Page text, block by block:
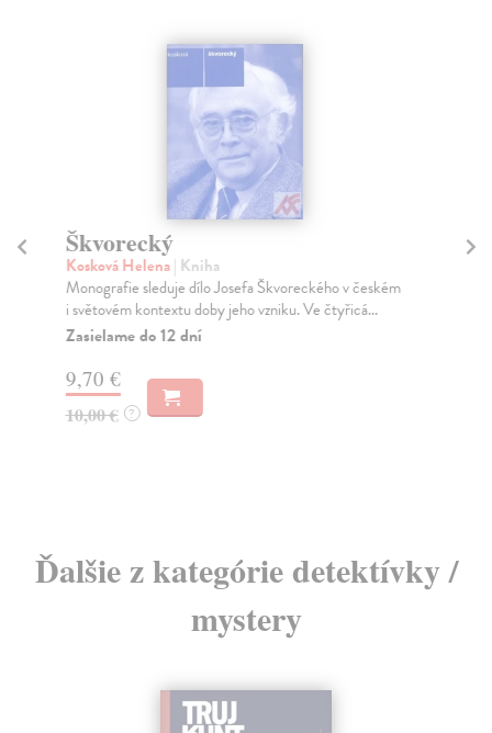
Škvorecký
Kosková Helena| Kniha
Monografie sleduje dílo Josefa Škvoreckého v českém
i světovém kontextu doby jeho vzniku. Ve čtyřicá...
Zasielame do 12 dní
9,70 €
10,00 € ?
Ďalšie z kategórie detektívky /
mystery